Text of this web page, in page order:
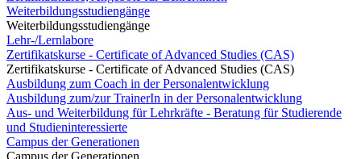
Weiterbildungsstudiengänge
Weiterbildungsstudiengänge
Lehr-/Lernlabore
Zertifikatskurse - Certificate of Advanced Studies (CAS)
Zertifikatskurse - Certificate of Advanced Studies (CAS)
Ausbildung zum Coach in der Personalentwicklung
Ausbildung zum/zur TrainerIn in der Personalentwicklung
Aus- und Weiterbildung für Lehrkräfte - Beratung für Studierende
und Studieninteressierte
Campus der Generationen
Campus der Generationen